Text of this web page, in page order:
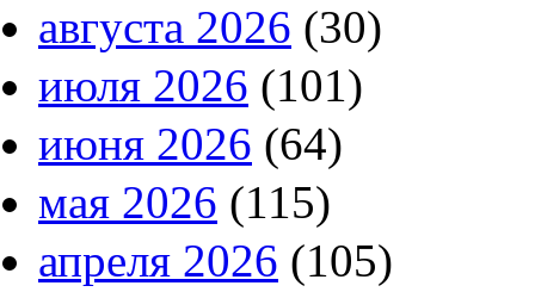
августа 2026 (30)
июля 2026 (101)
июня 2026 (64)
мая 2026 (115)
апреля 2026 (105)